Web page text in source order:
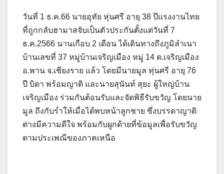
วันที่ 1 ธ.ค.66 นายอุทัย หุ่นศรี อายุ 38 ปีแรงงานไทย
ที่ถูกกลับฮามาสจับเป็นตัวประกันตั้งแต่วันที่ 7
ธ.ค.2566 นานเกือบ 2 เดือน ได้เดินทางถึงภูมิลำเนา
บ้านเลขที่ 37 หมู่บ้านเจริญเมือง หมู่ 14 ต.เจริญเมือง
อ.พาน จ.เชียงราย แล้ว โดยมีนายมูล ทุ่นศรี อายุ 76
ปี บิดา พร้อมญาติ และนายสุนันท์ สุยะ ผู้ใหญ่บ้าน
เจริญเมือง ร่วมกันต้อนรับและจัดพิธีรับขวัญ โดยนาย
มูล ถึงกับร่ำให้เมื่อได้พบหน้าลูกชาย ซึ่งบรรดาญาติ
ต่างมีความดีใจ พร้อมกับผูกด้ายที่ข้อมูลเพื่อรับขวัญ
ตามประเพณีของภาคเหนือ